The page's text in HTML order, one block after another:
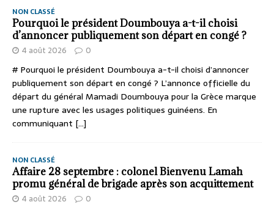
NON CLASSÉ
Pourquoi le président Doumbouya a-t-il choisi
d’annoncer publiquement son départ en congé ?
4 août 2026 0
# Pourquoi le président Doumbouya a-t-il choisi d’annoncer
publiquement son départ en congé ? L’annonce officielle du
départ du général Mamadi Doumbouya pour la Grèce marque
une rupture avec les usages politiques guinéens. En
communiquant [...]
NON CLASSÉ
Affaire 28 septembre : colonel Bienvenu Lamah
promu général de brigade après son acquittement
4 août 2026 0